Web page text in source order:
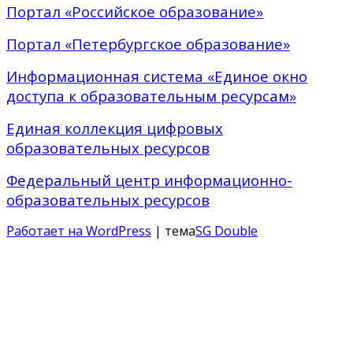
Портал «Российское образование»
Портал «Петербургское образование»
Информационная система «Единое окно
доступа к образовательным ресурсам»
Единая коллекция цифровых
образовательных ресурсов
Федеральный центр информационно-
образовательных ресурсов
Работает на WordPress | темаSG Double